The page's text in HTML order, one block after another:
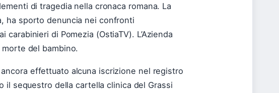
di tragedia nella cronaca romana. La
ha sporto denuncia nei confronti
carabinieri di Pomezia (OstiaTV). L’Azienda
del bambino.
effettuato alcuna iscrizione nel registro
il sequestro della cartella clinica del Grassi